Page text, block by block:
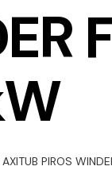
AXITUB PIROS